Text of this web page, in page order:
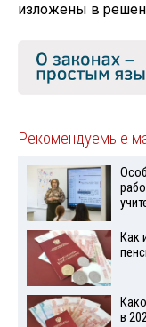
изложены в
Рекомендуемые
Как
в